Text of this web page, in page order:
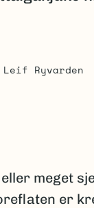
Leif Ryvarden
meget
er